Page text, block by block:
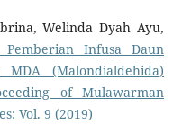
Welinda Dyah Ayu,
Pemberian Infusa Daun
(Malondialdehida)
of Mulawarman
Vol. 9 (2019)